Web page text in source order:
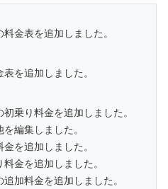
料金表を追加しました。
を追加しました。
初乗り料金を追加しました。
編集しました。
を追加しました。
金を追加しました。
追加料金を追加しました。